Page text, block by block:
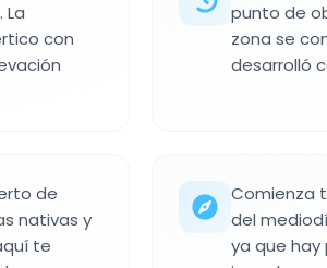
con
punto de
zona se
desarrolló
de
nativas y
te
Comienza
del
ya que hay